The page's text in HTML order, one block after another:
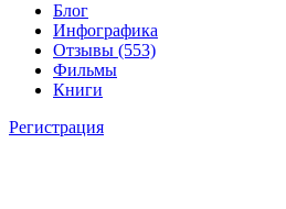
Блог
Инфографика
Отзывы (553)
Фильмы
Книги
Регистрация